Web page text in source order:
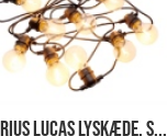
LUCAS lyskæde, s...